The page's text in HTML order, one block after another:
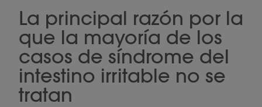
La principal razón por la
que la mayoría de los
casos de síndrome del
intestino irritable no se
tratan